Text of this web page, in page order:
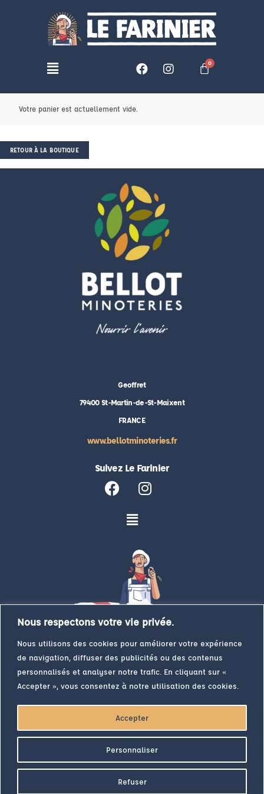
Nous respectons votre vie privée.
Nous utilisons des cookies pour améliorer votre expérience
de navigation, diffuser des publicités ou des contenus
personnalisés et analyser notre trafic. En cliquant sur «
Accepter », vous consentez à notre utilisation des cookies.
Personnaliser
Refuser
Accepter
Votre panier est actuellement vide.
RETOUR À LA BOUTIQUE
Geoffret
79400 St-Martin-de-St-Maixent
FRANCE
www.bellotminoteries.fr
Suivez Le Farinier
Inscrivez-vous à la newsletter du Farinier
Pour votre santé, évitez de grignoter entre les repas. Plus
© 2023 Bellot Minoteries. RCS Niort – N° Identification TVA : FR53 026170258
– SAS au capital de 3 548 949,26 euros – SIRET : 026 170 258 00011 – CODE